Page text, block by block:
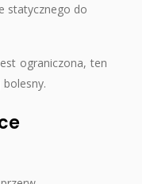
statycznego do
ograniczona, ten